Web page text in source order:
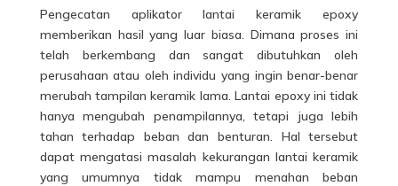
Pengecatan aplikator lantai keramik epoxy
memberikan hasil yang luar biasa. Dimana proses ini
telah berkembang dan sangat dibutuhkan oleh
perusahaan atau oleh individu yang ingin benar-benar
merubah tampilan keramik lama. Lantai epoxy ini tidak
hanya mengubah penampilannya, tetapi juga lebih
tahan terhadap beban dan benturan. Hal tersebut
dapat mengatasi masalah kekurangan lantai keramik
yang umumnya tidak mampu menahan beban